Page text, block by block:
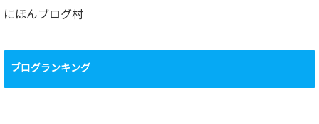
にほんブログ村
ブログランキング